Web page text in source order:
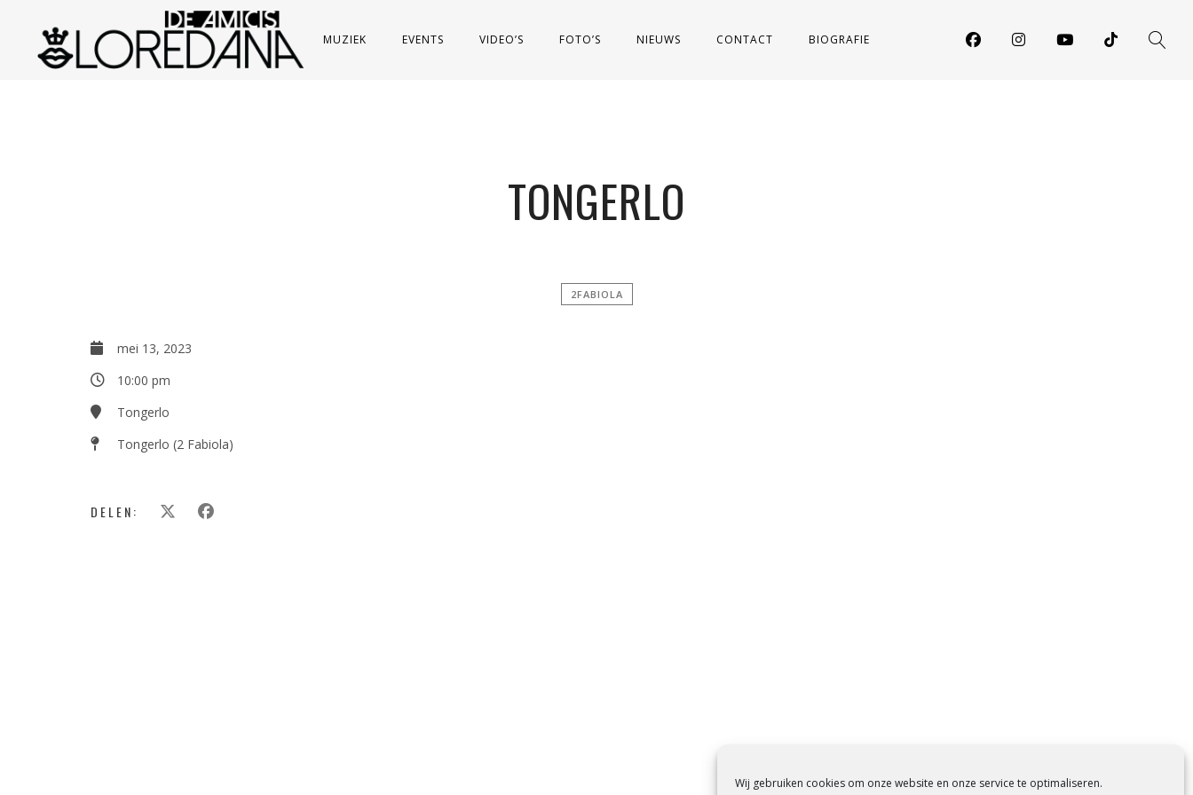
Wij gebruiken cookies om onze website en onze service te optimaliseren.
MUZIEK EVENTS VIDEO’S FOTO’S NIEUWS CONTACT BIOGRAFIE
TONGERLO
2FABIOLA
mei 13, 2023
10:00 pm
Tongerlo
Tongerlo (2 Fabiola)
DELEN: